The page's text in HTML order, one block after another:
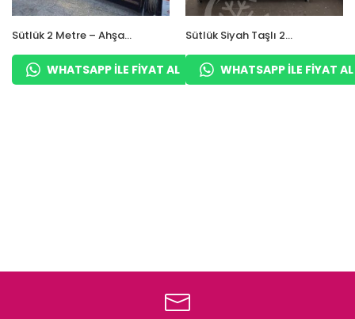
Sütlük 2 Metre – Ahşap
WHATSAPP ILE FIYAT AL
Sütlük Siyah Taşlı 2
WHATSAPP ILE FIYAT AL